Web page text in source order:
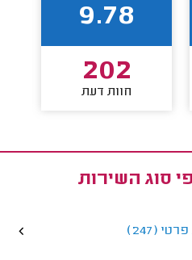
9.78
202
חוות דעת
סוג השירות
(247)